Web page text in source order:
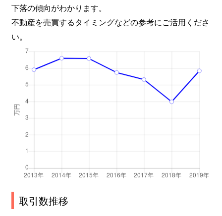
下落の傾向がわかります。
不動産を売買するタイミングなどの参考にご活用くださ
い。
取引数推移